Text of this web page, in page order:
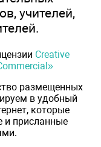
учителей,
Creative
размещенных
в удобный
которые
и присланные